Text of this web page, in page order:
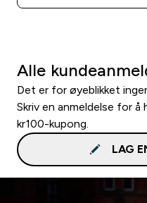
Alle
Det er for øyeblikket
Skriv en anmeldelse for å
kr100-kupong.
LAG